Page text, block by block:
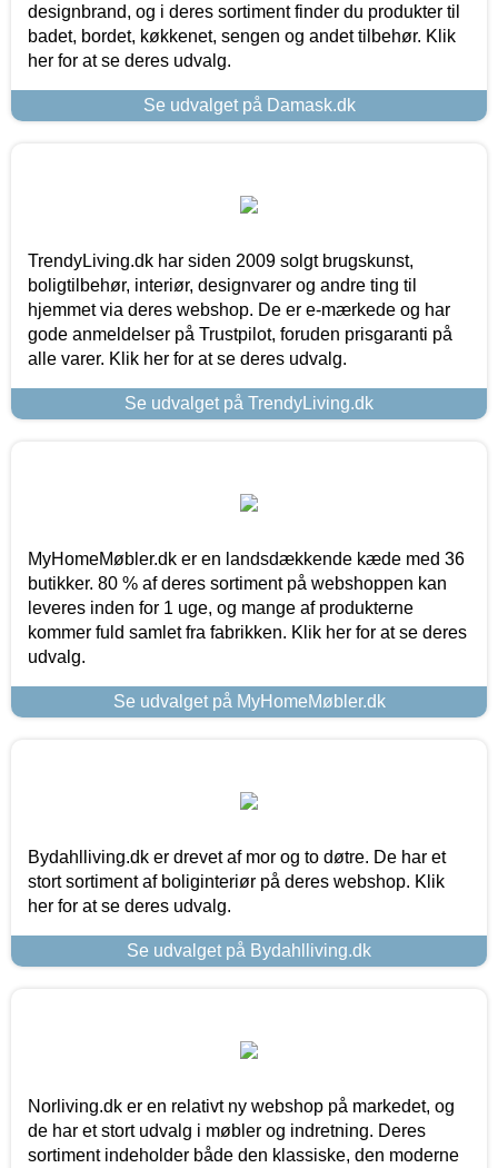
designbrand, og i deres sortiment finder du produkter til
badet, bordet, køkkenet, sengen og andet tilbehør. Klik
her for at se deres udvalg.
Se udvalget på Damask.dk
TrendyLiving.dk har siden 2009 solgt brugskunst,
boligtilbehør, interiør, designvarer og andre ting til
hjemmet via deres webshop. De er e-mærkede og har
gode anmeldelser på Trustpilot, foruden prisgaranti på
alle varer. Klik her for at se deres udvalg.
Se udvalget på TrendyLiving.dk
MyHomeMøbler.dk er en landsdækkende kæde med 36
butikker. 80 % af deres sortiment på webshoppen kan
leveres inden for 1 uge, og mange af produkterne
kommer fuld samlet fra fabrikken. Klik her for at se deres
udvalg.
Se udvalget på MyHomeMøbler.dk
Bydahlliving.dk er drevet af mor og to døtre. De har et
stort sortiment af boliginteriør på deres webshop. Klik
her for at se deres udvalg.
Se udvalget på Bydahlliving.dk
Norliving.dk er en relativt ny webshop på markedet, og
de har et stort udvalg i møbler og indretning. Deres
sortiment indeholder både den klassiske, den moderne